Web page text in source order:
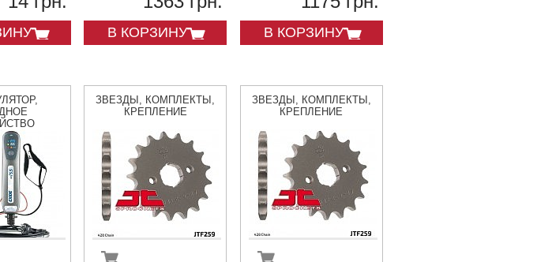
В КОРЗИНУ В КОРЗИНУ
ЗВЕЗДЫ, КОМПЛЕКТЫ,
КРЕПЛЕНИЕ
ЗВЕЗДЫ, КОМПЛЕКТЫ,
КРЕПЛЕНИЕ